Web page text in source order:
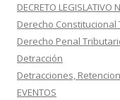
DECRETO LEGISLATIVO
Derecho Constitucional
Derecho Penal
Detracción
Detracciones,
EVENTOS